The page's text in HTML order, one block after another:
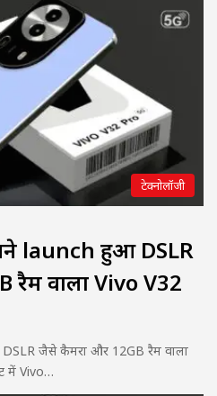
टेक्नोलॉजी
launch हुआ DSLR
वाला Vivo V32
जैसे कैमरा और 12GB रैम वाला
में Vivo…